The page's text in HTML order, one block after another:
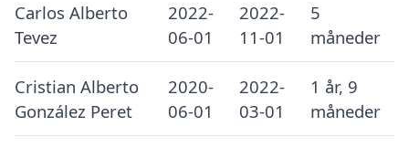
Carlos Alberto
Tevez
2022-
06-01
2022-
11-01
5
måneder
Cristian Alberto
González Peret
2020-
06-01
2022-
03-01
1 år, 9
måneder